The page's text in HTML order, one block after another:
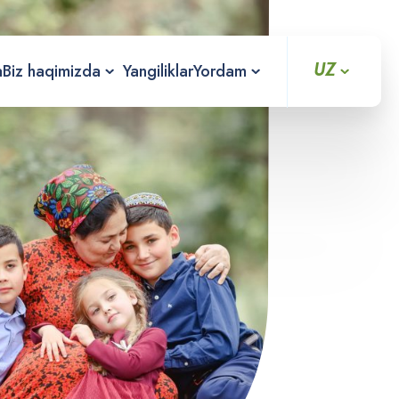
Biz haqimizda YangiliklarYordam UZ